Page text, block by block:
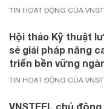
TIN HOẠT ĐỘNG CỦA
Hội thảo Kỹ thuật
sẻ giải pháp nâng
triển bền vững
TIN HOẠT ĐỘNG CỦA
VNSTEEL chủ